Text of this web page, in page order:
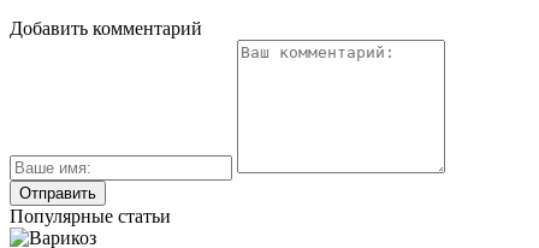
Добавить комментарий
Популярные статьи